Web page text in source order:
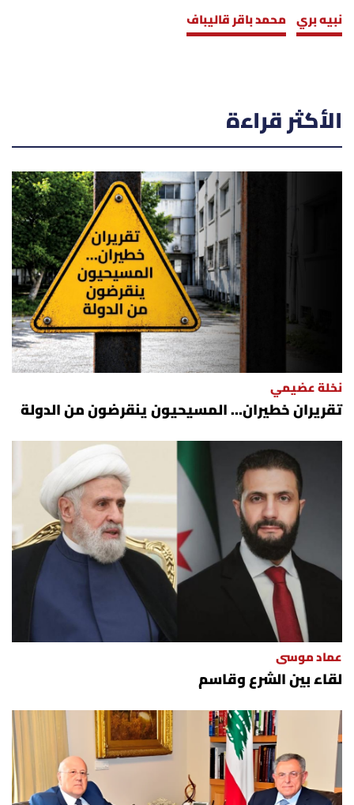
نبيه بري محمد باقر قاليباف
الأكثر قراءة
نخلة عضيمي
تقريران خطيران… المسيحيون ينقرضون من الدولة
عماد موسى
لقاء بين الشرع وقاسم